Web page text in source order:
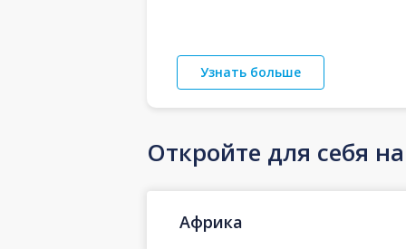
Узнать больше
Откройте для себя
Африка